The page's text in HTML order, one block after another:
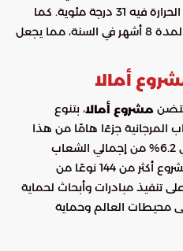
الصيف الذي يبلغ متوسط درجة الحرارة فيه 31 درجة مئوية. كما
تشهد المنطقة هطول الأمطار لمدة 8 أشهر في السنة، مما يجعل
أمالا
مشروع أمالا، بتنوع
المرجانية جزءًا هامًا من هذا
التنوع. تمثل هذه الشعاب حوالي 6.2% من إجمالي الشعاب
المرجانية في العالم. يحتضن المشروع أكثر من 144 نوعًا من
تنفيذ مبادرات وأبحاث لحماية
محيطات العالم وحماية